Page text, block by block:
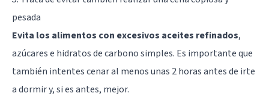
pesada
Evita los alimentos con excesivos aceites refinados,
azúcares e hidratos de carbono simples. Es importante que
también intentes cenar al menos unas 2 horas antes de irte
a dormir y, si es antes, mejor.